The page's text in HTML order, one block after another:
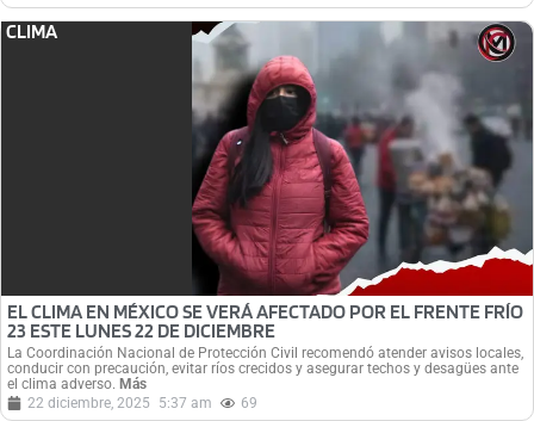
CLIMA
EL CLIMA EN MÉXICO SE VERÁ AFECTADO POR EL FRENTE FRÍO
23 ESTE LUNES 22 DE DICIEMBRE
La Coordinación Nacional de Protección Civil recomendó atender avisos locales,
conducir con precaución, evitar ríos crecidos y asegurar techos y desagües ante
el clima adverso. Más
22 diciembre, 2025
5:37 am 69